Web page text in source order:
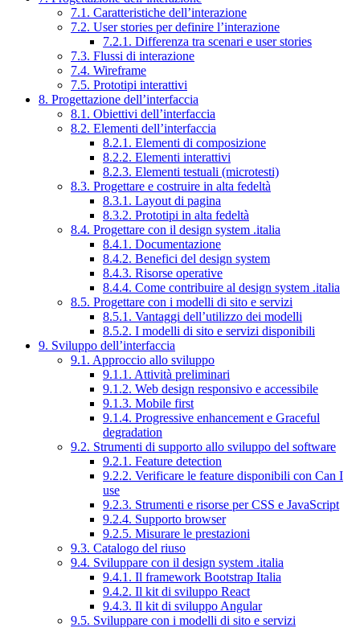
7.1. Caratteristiche dell’interazione
7.2. User stories per definire l’interazione
7.2.1. Differenza tra scenari e user stories
7.3. Flussi di interazione
7.4. Wireframe
7.5. Prototipi interattivi
8. Progettazione dell’interfaccia
8.1. Obiettivi dell’interfaccia
8.2. Elementi dell’interfaccia
8.2.1. Elementi di composizione
8.2.2. Elementi interattivi
8.2.3. Elementi testuali (microtesti)
8.3. Progettare e costruire in alta fedeltà
8.3.1. Layout di pagina
8.3.2. Prototipi in alta fedeltà
8.4. Progettare con il design system .italia
8.4.1. Documentazione
8.4.2. Benefici del design system
8.4.3. Risorse operative
8.4.4. Come contribuire al design system .italia
8.5. Progettare con i modelli di sito e servizi
8.5.1. Vantaggi dell’utilizzo dei modelli
8.5.2. I modelli di sito e servizi disponibili
9. Sviluppo dell’interfaccia
9.1. Approccio allo sviluppo
9.1.1. Attività preliminari
9.1.2. Web design responsivo e accessibile
9.1.3. Mobile first
9.1.4. Progressive enhancement e Graceful
degradation
9.2. Strumenti di supporto allo sviluppo del software
9.2.1. Feature detection
9.2.2. Verificare le feature disponibili con Can I
use
9.2.3. Strumenti e risorse per CSS e JavaScript
9.2.4. Supporto browser
9.2.5. Misurare le prestazioni
9.3. Catalogo del riuso
9.4. Sviluppare con il design system .italia
9.4.1. Il framework Bootstrap Italia
9.4.2. Il kit di sviluppo React
9.4.3. Il kit di sviluppo Angular
9.5. Sviluppare con i modelli di sito e servizi